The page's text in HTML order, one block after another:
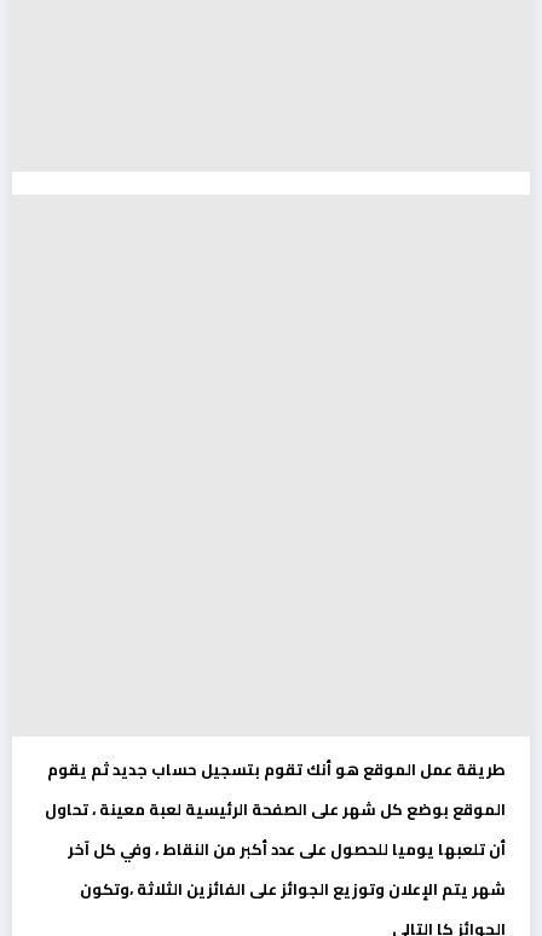
طريقة عمل الموقع هو أنك تقوم بتسجيل حساب جديد ثم يقوم
الموقع بوضع كل شهر على الصفحة الرئيسية لعبة معينة ، تحاول
أن تلعبها يوميا للحصول على عدد أكبر من النقاط ، وفي كل آخر
شهر يتم الإعلان وتوزيع الجوائز على الفائزين الثلاثة ،وتكون
الجوائز كا التالي